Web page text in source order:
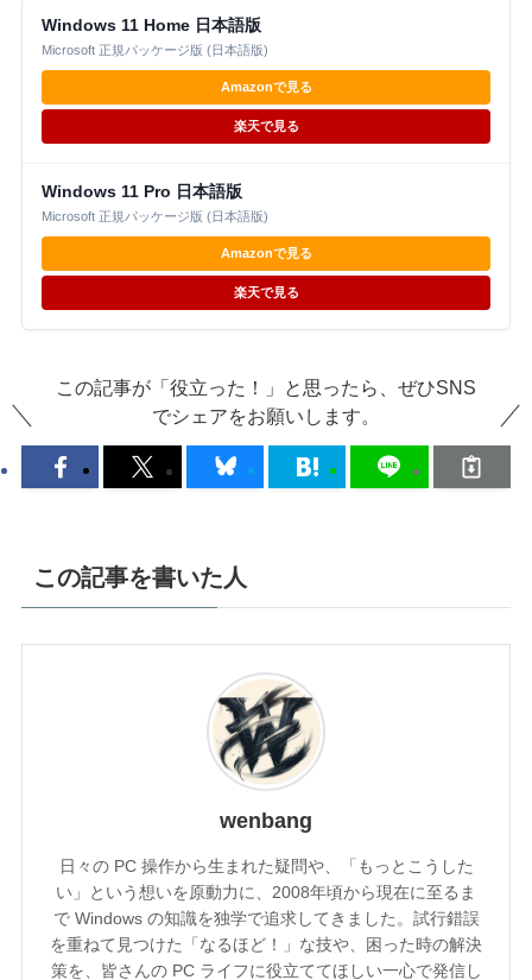
Windows 11 Home 日本語版
Microsoft 正規パッケージ版 (日本語版)
Amazonで見る
楽天で見る
Windows 11 Pro 日本語版
Microsoft 正規パッケージ版 (日本語版)
Amazonで見る
楽天で見る
この記事が「役立った！」と思ったら、ぜひSNS
でシェアをお願いします。
この記事を書いた人
wenbang
日々の PC 操作から生まれた疑問や、「もっとこうした
い」という想いを原動力に、2008年頃から現在に至るま
で Windows の知識を独学で追求してきました。試行錯誤
を重ねて見つけた「なるほど！」な技や、困った時の解決
策を、皆さんの PC ライフに役立ててほしい一心で発信し